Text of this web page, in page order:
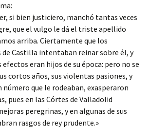
si bien justiciero, manchó tantas veces
que el vulgo le dá el triste apellido
arriba. Ciertamente que los
Castilla intentaban reinar sobre él, y
efectos eran hijos de su época: pero no se
cortos años, sus violentas pasiones, y
que le rodeaban, exasperaron
pues en las Córtes de Valladolid
peregrinas, y en algunas de sus
rasgos de rey prudente.»